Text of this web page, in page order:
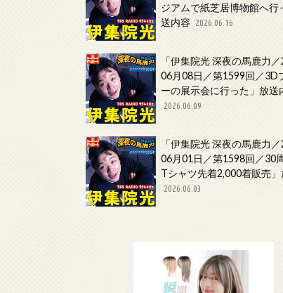
ジアムで紙芝居博物館へ行
送内容
2026.06.16
「伊集院光 深夜の馬鹿力
06月08日／第1599回／3D
ーの展示会に行った」放送
2026.06.09
「伊集院光 深夜の馬鹿力
06月01日／第1598回／30
Tシャツ先着2,000着販売」
2026.06.03